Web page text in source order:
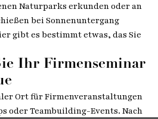
Naturparks erkunden oder an
bei Sonnenuntergang
gibt es bestimmt etwas, das Sie
Ihr Firmenseminar
Ort für Firmenveranstaltungen
oder Teambuilding-Events. Nach